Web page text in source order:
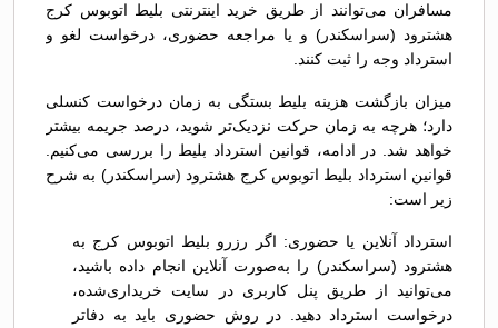
مسافران می‌توانند از طریق خرید اینترنتی بلیط اتوبوس کرج
هشترود (سراسکندر) و یا مراجعه حضوری، درخواست لغو و
استرداد وجه را ثبت کنند.
میزان بازگشت هزینه بلیط بستگی به زمان درخواست کنسلی
دارد؛ هرچه به زمان حرکت نزدیک‌تر شوید، درصد جریمه بیشتر
خواهد شد. در ادامه، قوانین استرداد بلیط را بررسی می‌کنیم.
قوانین استرداد بلیط اتوبوس کرج هشترود (سراسکندر) به شرح
زیر است:
استرداد آنلاین یا حضوری: اگر رزرو بلیط اتوبوس کرج به
هشترود (سراسکندر) را به‌صورت آنلاین انجام داده باشید،
می‌توانید از طریق پنل کاربری در سایت خریداری‌شده،
درخواست استرداد دهید. در روش حضوری باید به دفاتر